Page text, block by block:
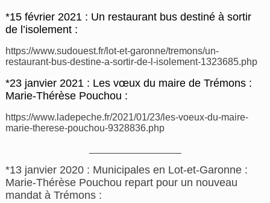
*15 février 2021 : Un restaurant bus destiné à sortir
de l’isolement :
https://www.sudouest.fr/lot-et-garonne/tremons/un-
restaurant-bus-destine-a-sortir-de-l-isolement-1323685.php
*23 janvier 2021 : Les vœux du maire de Trémons :
Marie-Thérèse Pouchou :
https://www.ladepeche.fr/2021/01/23/les-voeux-du-maire-
marie-therese-pouchou-9328836.php
*13 janvier 2020 : Municipales en Lot-et-Garonne :
Marie-Thérèse Pouchou repart pour un nouveau
mandat à Trémons :